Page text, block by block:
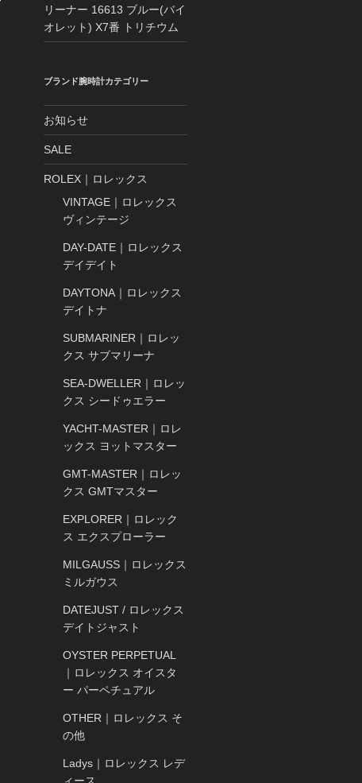
リーナー 16613 ブルー(バイ
オレット) X7番 トリチウム
ブランド腕時計カテゴリー
お知らせ
SALE
ROLEX｜ロレックス
VINTAGE｜ロレックス
ヴィンテージ
DAY-DATE｜ロレックス
デイデイト
DAYTONA｜ロレックス
デイトナ
SUBMARINER｜ロレッ
クス サブマリーナ
SEA-DWELLER｜ロレッ
クス シードゥエラー
YACHT-MASTER｜ロレ
ックス ヨットマスター
GMT-MASTER｜ロレッ
クス GMTマスター
EXPLORER｜ロレック
ス エクスプローラー
MILGAUSS｜ロレックス
ミルガウス
DATEJUST / ロレックス
デイトジャスト
OYSTER PERPETUAL
｜ロレックス オイスタ
ー パーペチュアル
OTHER｜ロレックス そ
の他
Ladys｜ロレックス レデ